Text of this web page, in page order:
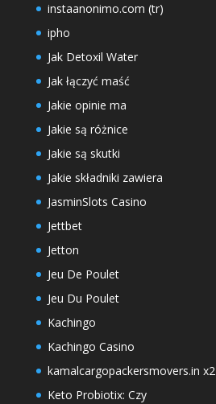
instaanonimo.com (tr)
ipho
Jak Detoxil Water
Jak łączyć maść
Jakie opinie ma
Jakie są różnice
Jakie są skutki
Jakie składniki zawiera
JasminSlots Casino
Jettbet
Jetton
Jeu De Poulet
Jeu Du Poulet
Kachingo
Kachingo Casino
kamalcargopackersmovers.in x2
Keto Probiotix: Czy